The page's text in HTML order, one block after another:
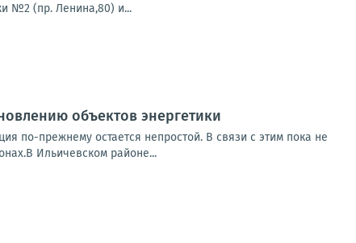
№2 (пр. Ленина,80) и...
объектов энергетики
по-прежнему остается непростой. В связи с этим пока не
Ильичевском районе...